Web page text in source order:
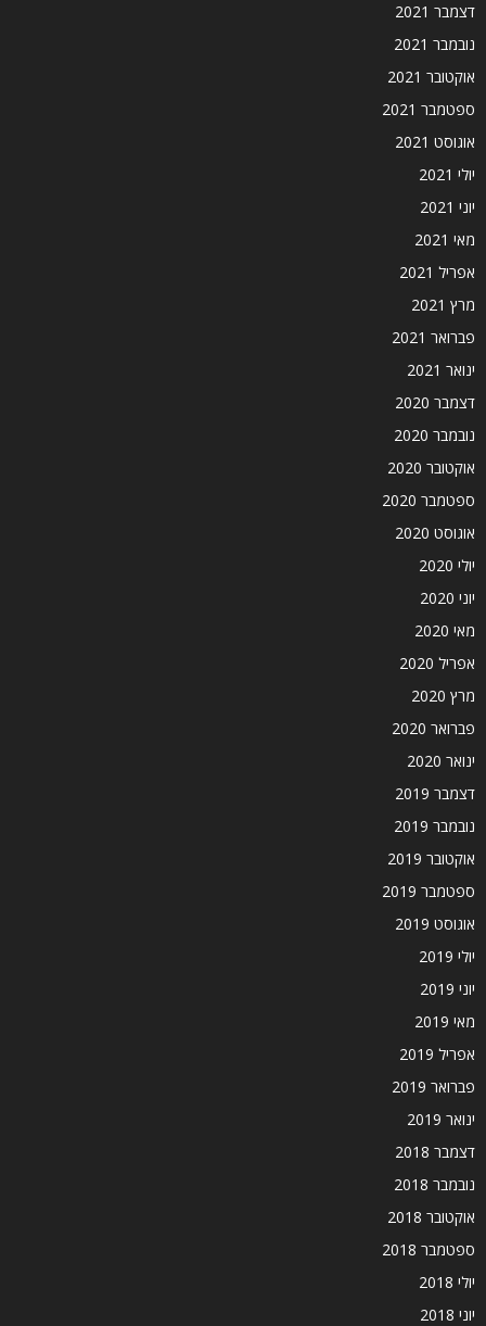
דצמבר 2021
נובמבר 2021
אוקטובר 2021
ספטמבר 2021
אוגוסט 2021
יולי 2021
יוני 2021
מאי 2021
אפריל 2021
מרץ 2021
פברואר 2021
ינואר 2021
דצמבר 2020
נובמבר 2020
אוקטובר 2020
ספטמבר 2020
אוגוסט 2020
יולי 2020
יוני 2020
מאי 2020
אפריל 2020
מרץ 2020
פברואר 2020
ינואר 2020
דצמבר 2019
נובמבר 2019
אוקטובר 2019
ספטמבר 2019
אוגוסט 2019
יולי 2019
יוני 2019
מאי 2019
אפריל 2019
פברואר 2019
ינואר 2019
דצמבר 2018
נובמבר 2018
אוקטובר 2018
ספטמבר 2018
יולי 2018
יוני 2018